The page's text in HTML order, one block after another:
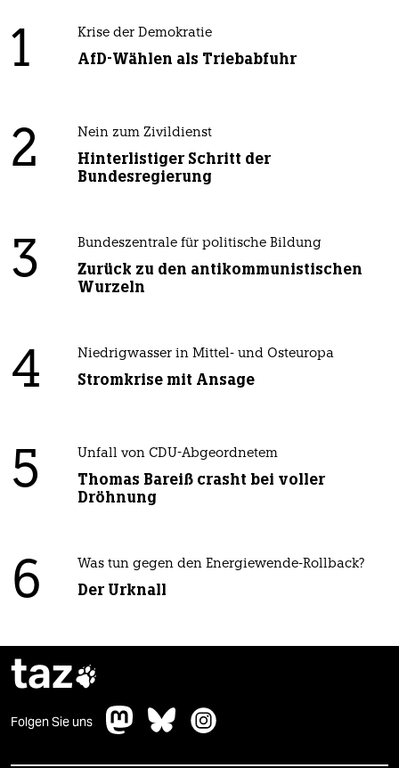
1 Krise der Demokratie
AfD-Wählen als Triebabfuhr
2 Nein zum Zivildienst
Hinterlistiger Schritt der
Bundesregierung
3 Bundeszentrale für politische Bildung
Zurück zu den antikommunistischen
Wurzeln
4 Niedrigwasser in Mittel- und Osteuropa
Stromkrise mit Ansage
5 Unfall von CDU-Abgeordnetem
Thomas Bareiß crasht bei voller
Dröhnung
6 Was tun gegen den Energiewende-Rollback?
Der Urknall
taz
Folgen Sie uns